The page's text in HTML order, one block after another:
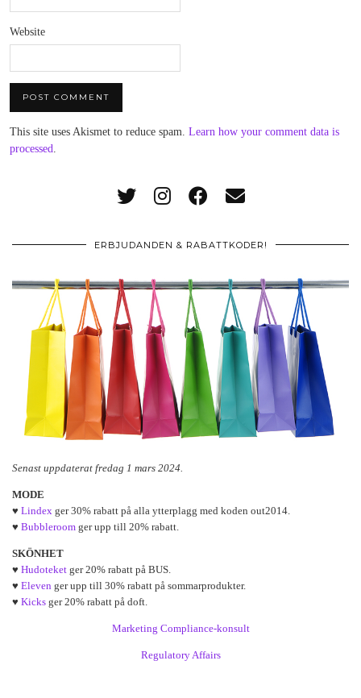
Website
This site uses Akismet to reduce spam. Learn how your comment data is
processed.
ERBJUDANDEN & RABATTKODER!
Senast uppdaterat fredag 1 mars 2024.
MODE
♥ Lindex ger 30% rabatt på alla ytterplagg med koden out2014.
♥ Bubbleroom ger upp till 20% rabatt.
SKÖNHET
♥ Hudoteket ger 20% rabatt på BUS.
♥ Eleven ger upp till 30% rabatt på sommarprodukter.
♥ Kicks ger 20% rabatt på doft.
Marketing Compliance-konsult
Regulatory Affairs